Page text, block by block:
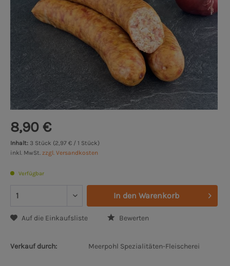
8,90 €
Inhalt: 3 Stück (2,97 € / 1 Stück)
inkl. MwSt. zzgl. Versandkosten
Verfügbar
In den Warenkorb
Auf die Einkaufsliste Bewerten
Verkauf durch: Meerpohl Spezialitäten-Fleischerei